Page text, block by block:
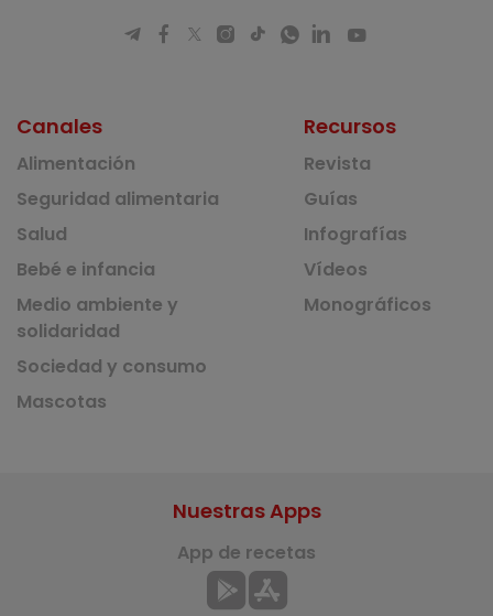
Canales
Alimentación
Seguridad alimentaria
Salud
Bebé e infancia
Medio ambiente y
solidaridad
Sociedad y consumo
Mascotas
Recursos
Revista
Guías
Infografías
Vídeos
Monográficos
Nuestras Apps
App de recetas